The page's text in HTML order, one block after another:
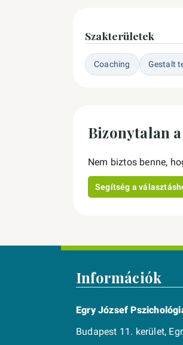
Szakterületek
Coaching Gestalt
Bizonytalan
Nem biztos benne,
Segítség a
Információk
Egry József
Budapest 11. kerület,